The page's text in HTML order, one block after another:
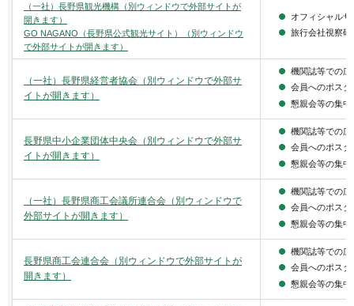
（一社）長野県観光機構（別ウィンドウで外部サイトが
開きます）
GO NAGANO（長野県公式観光サイト）（別ウィンドウ
で外部サイトが開きます）
オフィシャル
旅行会社視察
（一社）長野県経営者協会（別ウィンドウで外部サ
イトが開きます）
機関誌等での広
会員へのポス
懇親会等の集中
長野県中小企業団体中央会（別ウィンドウで外部サ
イトが開きます）
機関誌等での広
会員へのポス
懇親会等の集中
（一社）長野県商工会議所連合会（別ウィンドウで
外部サイトが開きます）
機関誌等での広
会員へのポス
懇親会等の集中
長野県商工会連合会（別ウィンドウで外部サイトが
開きます）
機関誌等での広
会員へのポス
懇親会等の集中